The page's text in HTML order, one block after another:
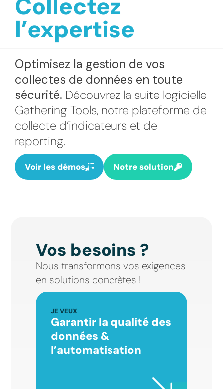
Collectez
l’expertise
Optimisez la gestion de vos
collectes de données en toute
sécurité. Découvrez la suite logicielle
Gathering Tools, notre plateforme de
collecte d’indicateurs et de
reporting.
Voir les démos Notre solution
Vos besoins ?
Nous transformons vos exigences
en solutions concrètes !
JE VEUX
Garantir la qualité des
données &
l’automatisation